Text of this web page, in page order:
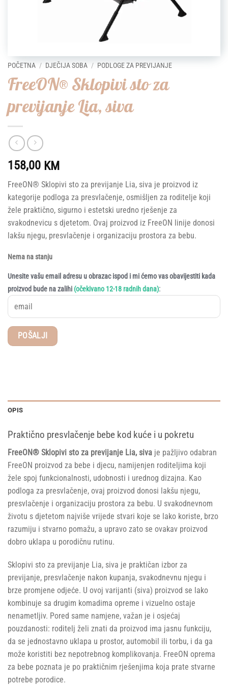
POČETNA / DJEČIJA SOBA / PODLOGE ZA PREVIJANJE
FreeON® Sklopivi sto za
previjanje Lia, siva
158,00 KM
FreeON® Sklopivi sto za previjanje Lia, siva je proizvod iz
kategorije podloga za presvlačenje, osmišljen za roditelje koji
žele praktično, sigurno i estetski uredno rješenje za
svakodnevicu s djetetom. Ovaj proizvod iz FreeON linije donosi
lakšu njegu, presvlačenje i organizaciju prostora za bebu.
Nema na stanju
Unesite vašu email adresu u obrazac ispod i mi ćemo vas obavijestiti kada
proizvod bude na zalihi (očekivano 12-18 radnih dana):
OPIS
Praktično presvlačenje bebe kod kuće i u pokretu
FreeON® Sklopivi sto za previjanje Lia, siva je pažljivo odabran
FreeON proizvod za bebe i djecu, namijenjen roditeljima koji
žele spoj funkcionalnosti, udobnosti i urednog dizajna. Kao
podloga za presvlačenje, ovaj proizvod donosi lakšu njegu,
presvlačenje i organizaciju prostora za bebu. U svakodnevnom
životu s djetetom najviše vrijede stvari koje se lako koriste, brzo
razumiju i stvarno pomažu, a upravo zato se ovakav proizvod
dobro uklapa u porodičnu rutinu.
Sklopivi sto za previjanje Lia, siva je praktičan izbor za
previjanje, presvlačenje nakon kupanja, svakodnevnu njegu i
brze promjene odjeće. U ovoj varijanti (siva) proizvod se lako
kombinuje sa drugim komadima opreme i vizuelno ostaje
nenametljiv. Pored same namjene, važan je i osjećaj
pouzdanosti: roditelj želi znati da proizvod ima jasnu funkciju,
da se jednostavno uklapa u prostor, automobil ili torbu, i da ga
može koristiti bez nepotrebnog komplikovanja. FreeON oprema
za bebe poznata je po praktičnim rješenjima koja prate stvarne
potrebe porodice.